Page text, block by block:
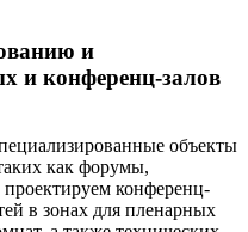
и
и конференц-залов
объекты
как форумы,
конференц-
в зонах для пленарных